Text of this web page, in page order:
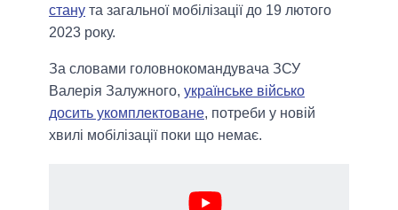
стану та загальної мобілізації до 19 лютого
2023 року.
За словами головнокомандувача ЗСУ
Валерія Залужного, українське військо
досить укомплектоване, потреби у новій
хвилі мобілізації поки що немає.